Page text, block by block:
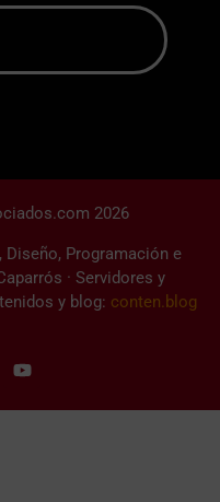
2026
Programación e
· Servidores y
y blog: conten.blog